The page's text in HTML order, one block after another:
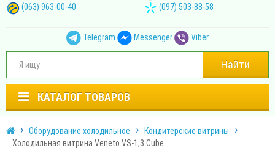
(063) 963-00-40
(097) 503-88-58
Telegram Messenger Viber
Найти
КАТАЛОГ ТОВАРОВ
Оборудование холодильное
Кондитерские витрины
Холодильная витрина Veneto VS-1,3 Cube